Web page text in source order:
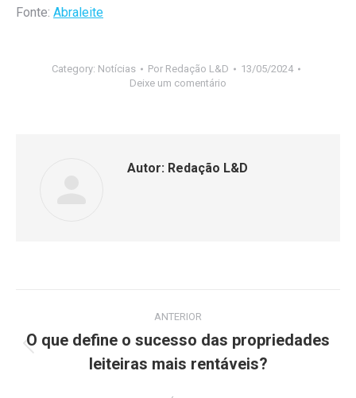
Fonte: Abraleite
Category: Notícias Por Redação L&D
13/05/2024
Deixe um comentário
Autor: Redação L&D
ANTERIOR
O que define o sucesso das propriedades
leiteiras mais rentáveis?